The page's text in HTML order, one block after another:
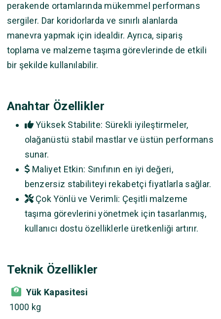
perakende ortamlarında mükemmel performans
sergiler. Dar koridorlarda ve sınırlı alanlarda
manevra yapmak için idealdir. Ayrıca, sipariş
toplama ve malzeme taşıma görevlerinde de etkili
bir şekilde kullanılabilir.
Anahtar Özellikler
Yüksek Stabilite: Sürekli iyileştirmeler,
olağanüstü stabil mastlar ve üstün performans
sunar.
Maliyet Etkin: Sınıfının en iyi değeri,
benzersiz stabiliteyi rekabetçi fiyatlarla sağlar.
Çok Yönlü ve Verimli: Çeşitli malzeme
taşıma görevlerini yönetmek için tasarlanmış,
kullanıcı dostu özelliklerle üretkenliği artırır.
Teknik Özellikler
Yük Kapasitesi
1000 kg